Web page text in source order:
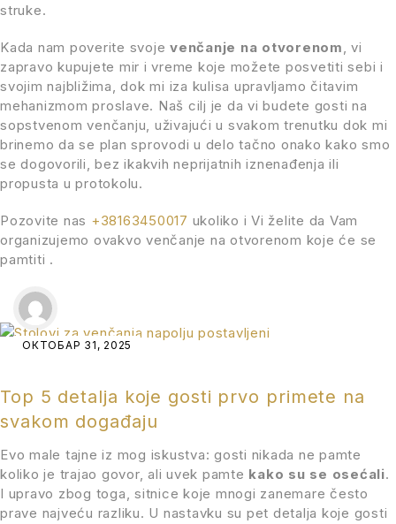
struke.
Kada nam poverite svoje venčanje na otvorenom, vi
zapravo kupujete mir i vreme koje možete posvetiti sebi i
svojim najbližima, dok mi iza kulisa upravljamo čitavim
mehanizmom proslave. Naš cilj je da vi budete gosti na
sopstvenom venčanju, uživajući u svakom trenutku dok mi
brinemo da se plan sprovodi u delo tačno onako kako smo
se dogovorili, bez ikakvih neprijatnih iznenađenja ili
propusta u protokolu.
Pozovite nas +38163450017 ukoliko i Vi želite da Vam
organizujemo ovakvo venčanje na otvorenom koje će se
pamtiti .
ОКТОБАР 31, 2025
Top 5 detalja koje gosti prvo primete na
svakom događaju
Evo male tajne iz mog iskustva: gosti nikada ne pamte
koliko je trajao govor, ali uvek pamte kako su se osećali.
I upravo zbog toga, sitnice koje mnogi zanemare često
prave najveću razliku. U nastavku su pet detalja koje gosti